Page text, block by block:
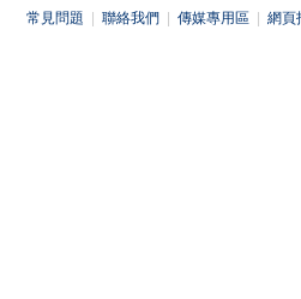
常見問題 聯絡我們 傳媒專用區 網頁